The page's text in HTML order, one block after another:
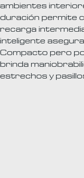
ambientes
duración permite
recarga
inteligente
Compacto pero
brinda
estrechos y